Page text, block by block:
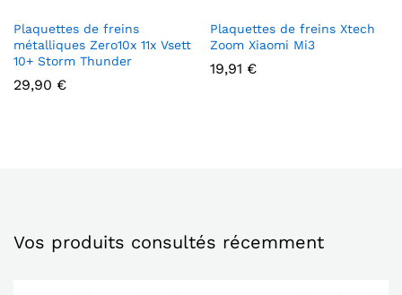
Plaquettes de freins
métalliques Zero10x 11x Vsett
10+ Storm Thunder
29,90 €
Plaquettes de freins Xtech
Zoom Xiaomi Mi3
19,91 €
Vos produits consultés récemment